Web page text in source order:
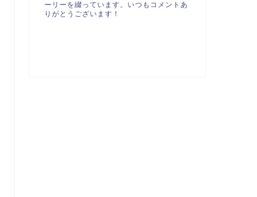
ーリーを綴っています。いつもコメントあ
りがとうございます！